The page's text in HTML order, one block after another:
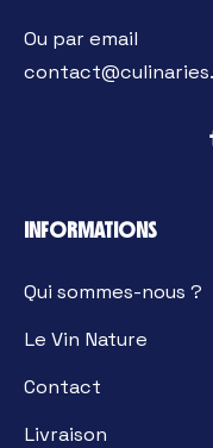
Ou par email
INFORMATIONS
Qui sommes-nous ?
Le Vin Nature
Contact
Livraison